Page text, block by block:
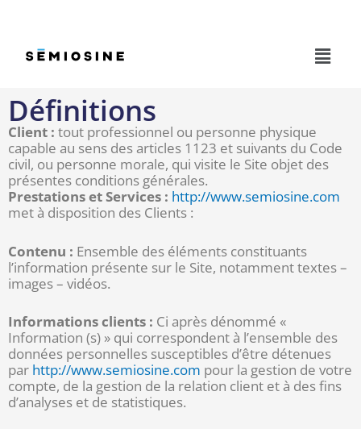
Menu
Définitions
Client : tout professionnel ou personne physique
capable au sens des articles 1123 et suivants du Code
civil, ou personne morale, qui visite le Site objet des
présentes conditions générales.
Prestations et Services : http://www.semiosine.com
met à disposition des Clients :
Contenu : Ensemble des éléments constituants
l’information présente sur le Site, notamment textes –
images – vidéos.
Informations clients : Ci après dénommé «
Information (s) » qui correspondent à l’ensemble des
données personnelles susceptibles d’être détenues
par http://www.semiosine.com pour la gestion de votre
compte, de la gestion de la relation client et à des fins
d’analyses et de statistiques.